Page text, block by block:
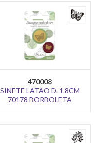
470008
SINETE LATAO D. 1.8CM
70178 BORBOLETA